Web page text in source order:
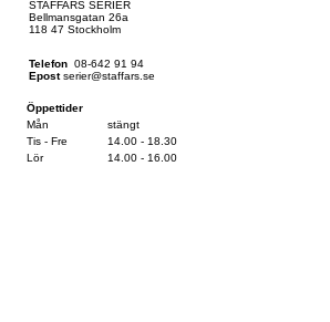
STAFFARS SERIER
Bellmansgatan 26a
118 47 Stockholm
Telefon 08-642 91 94
Epostserier@staffars.se
Öppettider
Mån
stängt
Tis - Fre
14.00 - 18.30
Lör
14.00 - 16.00